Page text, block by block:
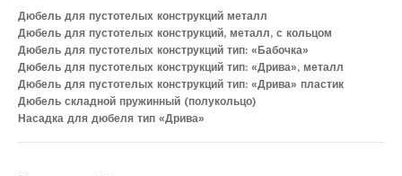
Дюбель для пустотелых конструкций металл
Дюбель для пустотелых конструкций, металл, с кольцом
Дюбель для пустотелых конструкций тип: «Бабочка»
Дюбель для пустотелых конструкций тип: «Дрива», металл
Дюбель для пустотелых конструкций тип: «Дрива» пластик
Дюбель складной пружинный (полукольцо)
Насадка для дюбеля тип «Дрива»